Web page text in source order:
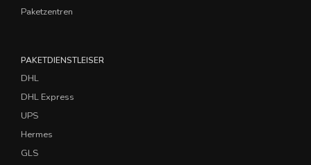
Paketzentren
PAKETDIENSTLEISER
DHL
DHL Express
UPS
Hermes
GLS